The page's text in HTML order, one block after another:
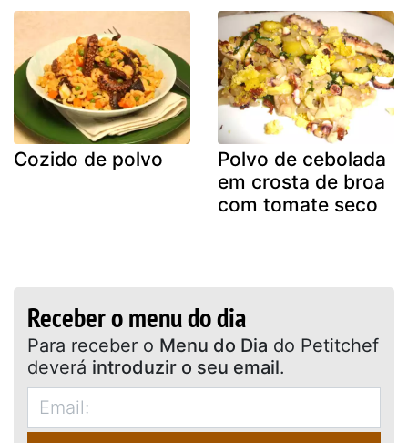
Cozido de polvo
Polvo de cebolada
em crosta de broa
com tomate seco
Receber o menu do dia
Para receber o Menu do Dia do Petitchef
deverá introduzir o seu email.